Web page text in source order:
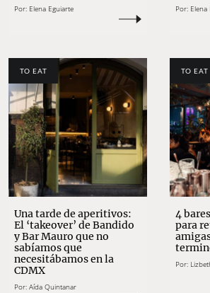
Por: Elena Eguiarte Por: Elena
TO EAT
Una tarde de aperitivos:
El ‘takeover’ de Bandido
y Bar Mauro que no
sabíamos que
necesitábamos en la
CDMX
Por: Aída Quintanar
TO EAT
4
para
Por: